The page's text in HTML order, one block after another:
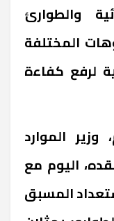
والطوارئ
المختلفة
لرفع كفاءة
الموارد
اليوم مع
المسبق